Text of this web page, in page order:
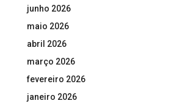
junho 2026
maio 2026
abril 2026
março 2026
fevereiro 2026
janeiro 2026